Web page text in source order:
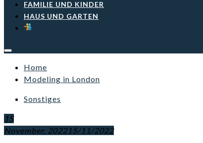
FAMILIE UND KINDER
HAUS UND GARTEN
Home
Modeling in London
Sonstiges
15
November, 202215/11/2022